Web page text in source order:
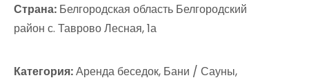
Страна: Белгородская область Белгородский
район с. Таврово Лесная, 1а
Категория:Аренда беседок, Бани / Сауны,